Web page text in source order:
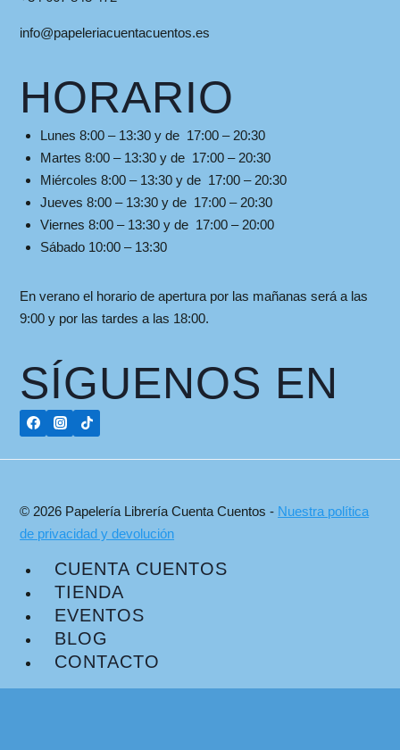
info@papeleriacuentacuentos.es
HORARIO
Lunes 8:00 – 13:30 y de 17:00 – 20:30
Martes 8:00 – 13:30 y de 17:00 – 20:30
Miércoles 8:00 – 13:30 y de 17:00 – 20:30
Jueves 8:00 – 13:30 y de 17:00 – 20:30
Viernes 8:00 – 13:30 y de 17:00 – 20:00
Sábado 10:00 – 13:30
En verano el horario de apertura por las mañanas será a las
9:00 y por las tardes a las 18:00.
SÍGUENOS EN
© 2026 Papelería Librería Cuenta Cuentos - Nuestra política
de privacidad y devolución
CUENTA CUENTOS
TIENDA
EVENTOS
BLOG
CONTACTO